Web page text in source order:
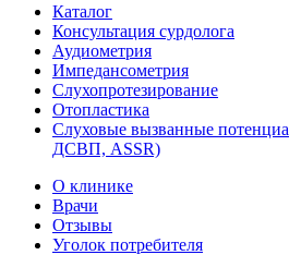
Каталог
Консультация сурдолога
Аудиометрия
Импедансометрия
Слухопротезирование
Отопластика
Слуховые вызванные
ДСВП, ASSR)
О клинике
Врачи
Отзывы
Уголок потребителя